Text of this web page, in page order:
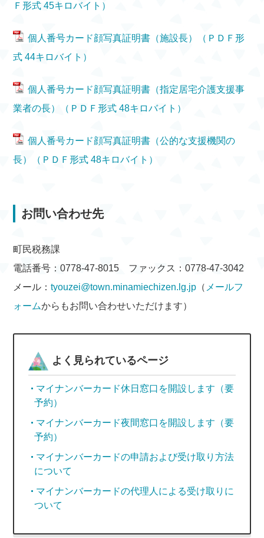
Ｆ形式 45キロバイト）
個人番号カード顔写真証明書（施設長）（ＰＤＦ形
式 44キロバイト）
個人番号カード顔写真証明書（指定居宅介護支援事
業者の長）（ＰＤＦ形式 48キロバイト）
個人番号カード顔写真証明書（公的な支援機関の
長）（ＰＤＦ形式 48キロバイト）
お問い合わせ先
町民税務課
電話番号：0778-47-8015 ファックス：0778-47-3042
メール：tyouzei@town.minamiechizen.lg.jp （ メールフ
ォームからもお問い合わせいただけます）
よく見られているページ
マイナンバーカード休日窓口を開設します（要
予約）
マイナンバーカード夜間窓口を開設します（要
予約）
マイナンバーカードの申請および受け取り方法
について
マイナンバーカードの代理人による受け取りに
ついて